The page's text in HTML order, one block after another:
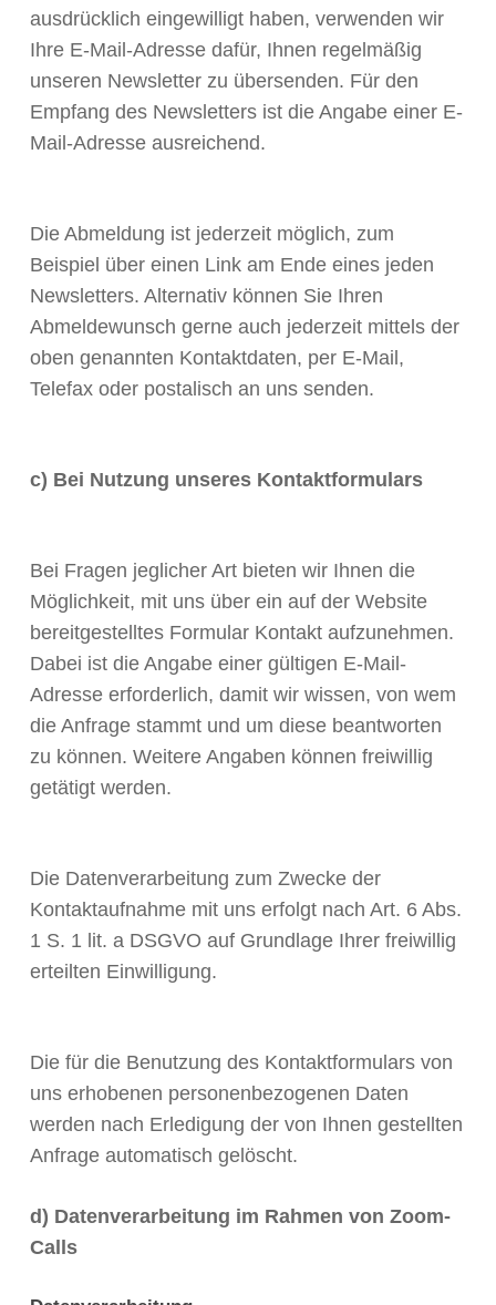
ausdrücklich eingewilligt haben, verwenden wir
Ihre E-Mail-Adresse dafür, Ihnen regelmäßig
unseren Newsletter zu übersenden. Für den
Empfang des Newsletters ist die Angabe einer E-
Mail-Adresse ausreichend.
Die Abmeldung ist jederzeit möglich, zum
Beispiel über einen Link am Ende eines jeden
Newsletters. Alternativ können Sie Ihren
Abmeldewunsch gerne auch jederzeit mittels der
oben genannten Kontaktdaten, per E-Mail,
Telefax oder postalisch an uns senden.
c) Bei Nutzung unseres Kontaktformulars
Bei Fragen jeglicher Art bieten wir Ihnen die
Möglichkeit, mit uns über ein auf der Website
bereitgestelltes Formular Kontakt aufzunehmen.
Dabei ist die Angabe einer gültigen E-Mail-
Adresse erforderlich, damit wir wissen, von wem
die Anfrage stammt und um diese beantworten
zu können. Weitere Angaben können freiwillig
getätigt werden.
Die Datenverarbeitung zum Zwecke der
Kontaktaufnahme mit uns erfolgt nach Art. 6 Abs.
1 S. 1 lit. a DSGVO auf Grundlage Ihrer freiwillig
erteilten Einwilligung.
Die für die Benutzung des Kontaktformulars von
uns erhobenen personenbezogenen Daten
werden nach Erledigung der von Ihnen gestellten
Anfrage automatisch gelöscht.
d) Datenverarbeitung im Rahmen von Zoom-
Calls